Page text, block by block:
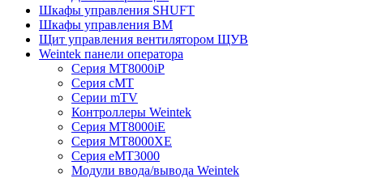
Шкафы управления SHUFT
Шкафы управления BM
Щит управления вентилятором ЩУВ
Weintek панели оператора
Серия MT8000iP
Серия cMT
Серии mTV
Контроллеры Weintek
Серия MT8000iE
Серия MT8000XE
Серия eMT3000
Модули ввода/вывода Weintek